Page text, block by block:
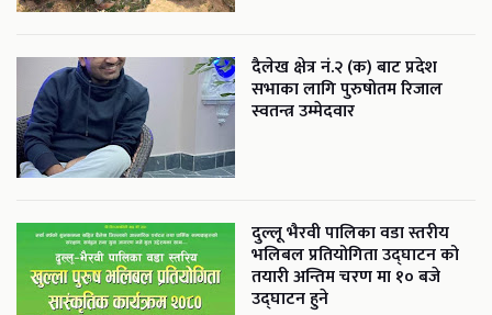
दैलेख क्षेत्र नं.२ (क) बाट प्रदेश
सभाका लागि पुरुषोतम रिजाल
स्वतन्त्र उम्मेदवार
दुल्लू भैरवी पालिका वडा स्तरीय
भलिबल प्रतियोगिता उद्घाटन को
तयारी अन्तिम चरण मा १० बजे
उद्घाटन हुने